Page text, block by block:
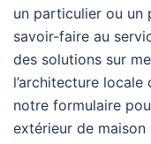
un particulier ou un
savoir-faire au
des solutions sur
l’architecture
notre formulaire
extérieur de